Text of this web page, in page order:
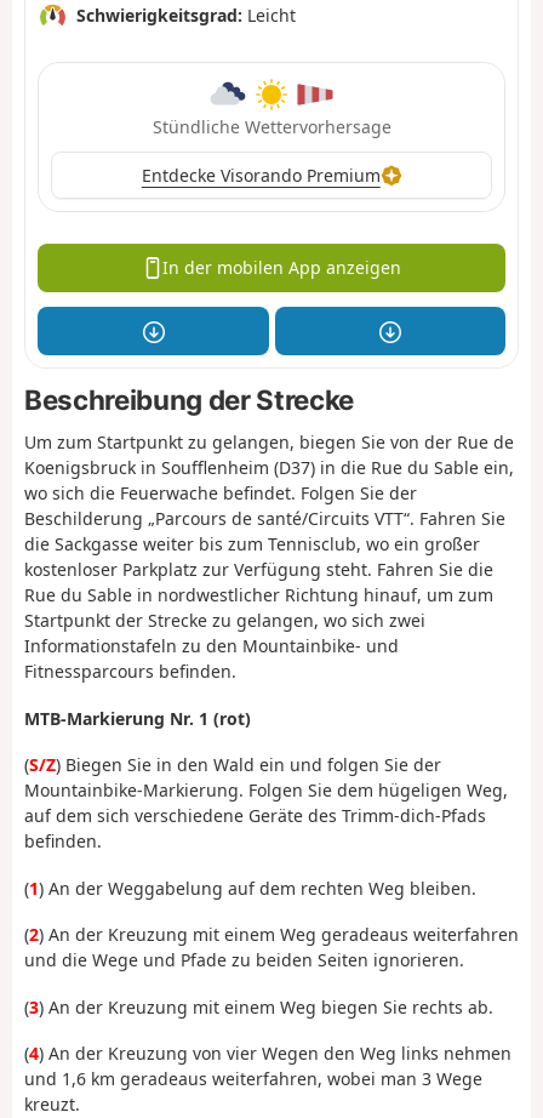
Schwierigkeitsgrad: Leicht
Stündliche Wettervorhersage
Entdecke Visorando Premium
In der mobilen App anzeigen
Beschreibung der Strecke
Um zum Startpunkt zu gelangen, biegen Sie von der Rue de
Koenigsbruck in Soufflenheim (D37) in die Rue du Sable ein,
wo sich die Feuerwache befindet. Folgen Sie der
Beschilderung „Parcours de santé/Circuits VTT“. Fahren Sie
die Sackgasse weiter bis zum Tennisclub, wo ein großer
kostenloser Parkplatz zur Verfügung steht. Fahren Sie die
Rue du Sable in nordwestlicher Richtung hinauf, um zum
Startpunkt der Strecke zu gelangen, wo sich zwei
Informationstafeln zu den Mountainbike- und
Fitnessparcours befinden.
MTB-Markierung Nr. 1 (rot)
(S/Z) Biegen Sie in den Wald ein und folgen Sie der
Mountainbike-Markierung. Folgen Sie dem hügeligen Weg,
auf dem sich verschiedene Geräte des Trimm-dich-Pfads
befinden.
(1) An der Weggabelung auf dem rechten Weg bleiben.
(2) An der Kreuzung mit einem Weg geradeaus weiterfahren
und die Wege und Pfade zu beiden Seiten ignorieren.
(3) An der Kreuzung mit einem Weg biegen Sie rechts ab.
(4) An der Kreuzung von vier Wegen den Weg links nehmen
und 1,6 km geradeaus weiterfahren, wobei man 3 Wege
kreuzt.